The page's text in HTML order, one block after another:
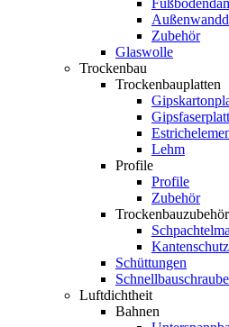
Zubehör
Glaswolle
Trockenbau
Trockenbauplatten
Lehm
Profile
Profile
Zubehör
Trockenbauzubehör
Schüttungen
Luftdichtheit
Bahnen